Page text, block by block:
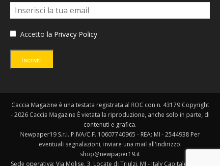
Accetto la Privacy Policy
Iscriviti
Caccia Magazine è una testata registrata al ROC con n. 43179 Copyright
- 2026 Caccia Magazine È vietata la riproduzione, anche solo in parte, di
contenuti e grafica.
Newpaper19 S.r.l. P.IVA/C.F. 10607740965 - REA: MI - 2544938 Per
eventuali segnalazioni, inviare una mail all'indirizzo:
shop@newpaper19.it
Sede operativa: Via Molise, 3, Locate di Triulzi, MI - Italy Capitale Sociale: